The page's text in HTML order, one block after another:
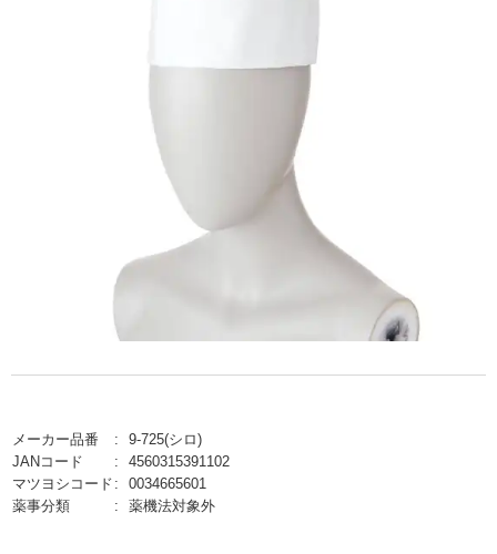
メーカー品番
9-725(シロ)
JANコード
4560315391102
マツヨシコード
0034665601
薬事分類
薬機法対象外